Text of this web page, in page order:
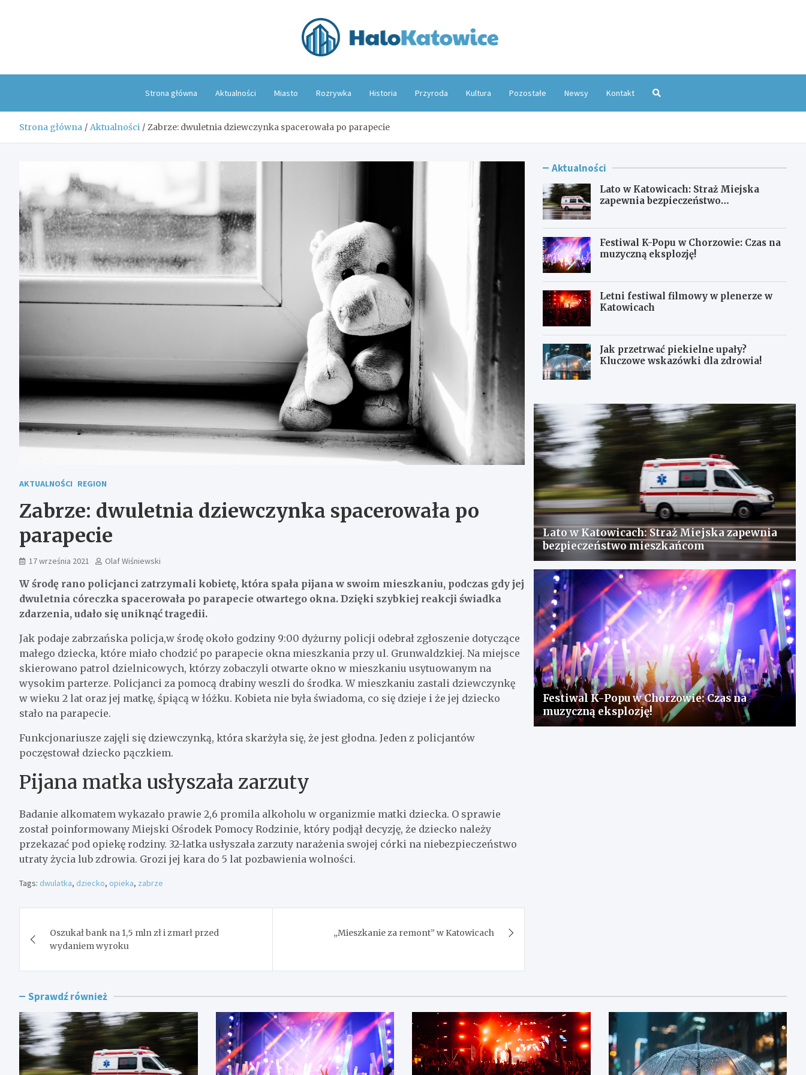
Strona główna Aktualności Miasto Rozrywka Historia Przyroda Kultura Pozostałe Newsy Kontakt
Strona główna Aktualności Zabrze: dwuletnia dziewczynka spacerowała po parapecie
AKTUALNOŚCI REGION
Zabrze: dwuletnia dziewczynka spacerowała po
parapecie
17 września 2021 Olaf Wiśniewski
W środę rano policjanci zatrzymali kobietę, która spała pijana w swoim mieszkaniu, podczas gdy jej
dwuletnia córeczka spacerowała po parapecie otwartego okna. Dzięki szybkiej reakcji świadka
zdarzenia, udało się uniknąć tragedii.
Jak podaje zabrzańska policja,w środę około godziny 9:00 dyżurny policji odebrał zgłoszenie dotyczące
małego dziecka, które miało chodzić po parapecie okna mieszkania przy ul. Grunwaldzkiej. Na miejsce
skierowano patrol dzielnicowych, którzy zobaczyli otwarte okno w mieszkaniu usytuowanym na
wysokim parterze. Policjanci za pomocą drabiny weszli do środka. W mieszkaniu zastali dziewczynkę
w wieku 2 lat oraz jej matkę, śpiącą w łóżku. Kobieta nie była świadoma, co się dzieje i że jej dziecko
stało na parapecie.
Funkcjonariusze zajęli się dziewczynką, która skarżyła się, że jest głodna. Jeden z policjantów
poczęstował dziecko pączkiem.
Pijana matka usłyszała zarzuty
Badanie alkomatem wykazało prawie 2,6 promila alkoholu w organizmie matki dziecka. O sprawie
został poinformowany Miejski Ośrodek Pomocy Rodzinie, który podjął decyzję, że dziecko należy
przekazać pod opiekę rodziny. 32-latka usłyszała zarzuty narażenia swojej córki na niebezpieczeństwo
utraty życia lub zdrowia. Grozi jej kara do 5 lat pozbawienia wolności.
Tags: dwulatka, dziecko, opieka, zabrze
wpisu
Oszukał bank na 1,5 mln zł i zmarł przed
wydaniem wyroku
„Mieszkanie za remont” w Katowicach
Aktualności
Lato w Katowicach: Straż Miejska
zapewnia bezpieczeństwo
Festiwal K-Popu w Chorzowie: Czas na
muzyczną eksplozję!
Letni festiwal filmowy w plenerze w
Katowicach
Jak przetrwać piekielne upały?
Kluczowe wskazówki dla zdrowia!
Lato w Katowicach: Straż Miejska zapewnia
bezpieczeństwo mieszkańcom
Festiwal K-Popu w Chorzowie: Czas na
muzyczną eksplozję!
Sprawdź również